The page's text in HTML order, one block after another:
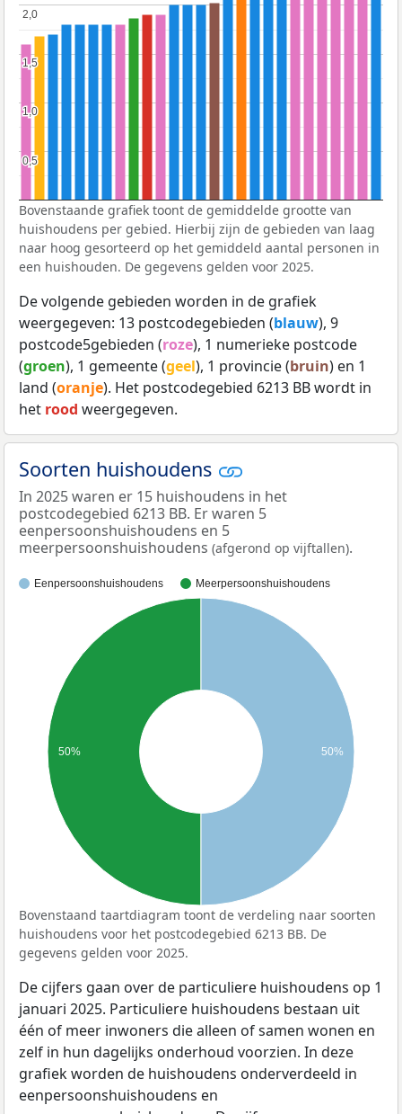
0,5
0,5
1,0
1,0
1,5
1,5
2,0
2,0
Bovenstaande grafiek toont de gemiddelde grootte van
huishoudens per gebied. Hierbij zijn de gebieden van laag
naar hoog gesorteerd op het gemiddeld aantal personen in
een huishouden. De gegevens gelden voor 2025.
De volgende gebieden worden in de grafiek
weergegeven: 13 postcodegebieden (blauw), 9
postcode5gebieden (roze), 1 numerieke postcode
(groen), 1 gemeente (geel), 1 provincie (bruin) en 1
land (oranje). Het postcodegebied 6213 BB wordt in
het rood weergegeven.
Soorten huishoudens
In 2025 waren er 15 huishoudens in het
postcodegebied 6213 BB. Er waren 5
eenpersoonshuishoudens en 5
meerpersoonshuishoudens (afgerond op vijftallen).
Eenpersoonshuishoudens Meerpersoonshuishoudens
50% 50%
Bovenstaand taartdiagram toont de verdeling naar soorten
huishoudens voor het postcodegebied 6213 BB. De
gegevens gelden voor 2025.
De cijfers gaan over de particuliere huishoudens op 1
januari 2025. Particuliere huishoudens bestaan uit
één of meer inwoners die alleen of samen wonen en
zelf in hun dagelijks onderhoud voorzien. In deze
grafiek worden de huishoudens onderverdeeld in
eenpersoonshuishoudens en